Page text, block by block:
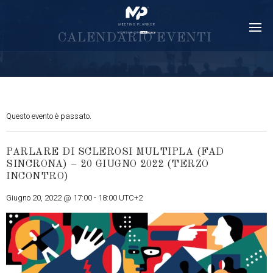
CALEN DARIO E VEN TI
Questo evento è passato.
PARLARE DI SCLEROSI MULTIPLA (FAD
SINCRONA) – 20 GIUGNO 2022 (TERZO
INCONTRO)
Giugno 20, 2022 @ 17:00 - 18:00 UTC+2